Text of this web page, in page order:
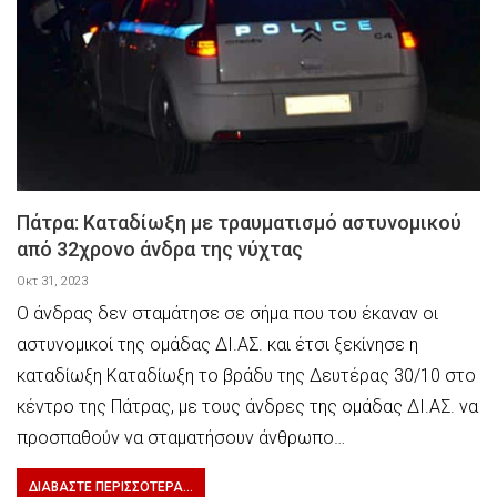
Πάτρα: Καταδίωξη με τραυματισμό αστυνομικού
από 32χρονο άνδρα της νύχτας
Οκτ 31, 2023
Ο άνδρας δεν σταμάτησε σε σήμα που του έκαναν οι
αστυνομικοί της ομάδας ΔΙ.ΑΣ. και έτσι ξεκίνησε η
καταδίωξη Καταδίωξη το βράδυ της Δευτέρας 30/10 στο
κέντρο της Πάτρας, με τους άνδρες της ομάδας ΔΙ.ΑΣ. να
προσπαθούν να σταματήσουν άνθρωπο…
ΔΙΑΒΆΣΤΕ ΠΕΡΙΣΣΌΤΕΡΑ...